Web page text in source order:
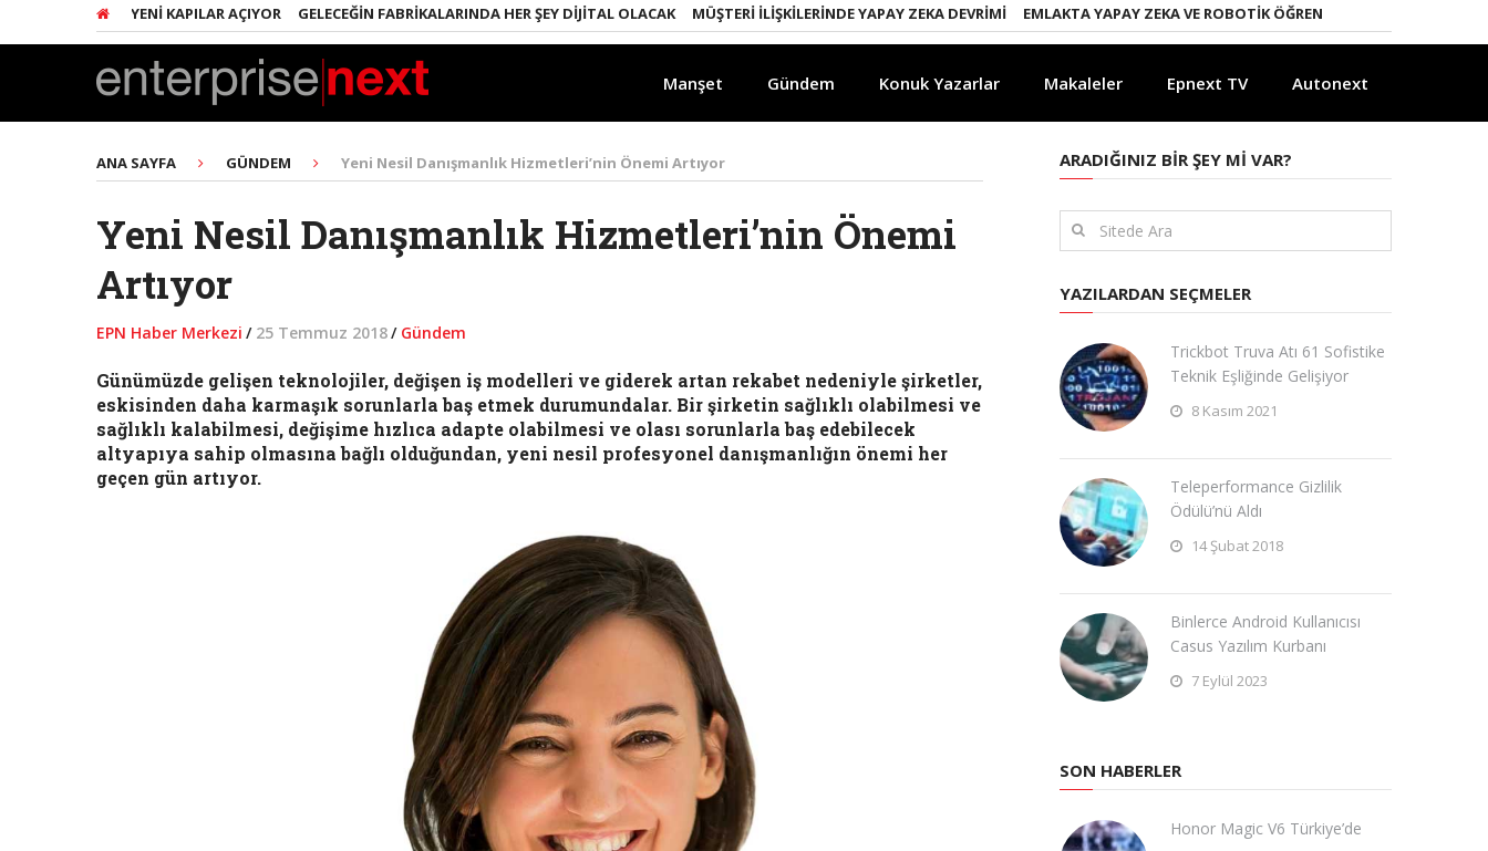
YENI KAPILAR AÇIYOR GELECEĞIN FABRIKALARINDA HER ŞEY DIJITAL OLACAK MÜŞTERI İLIŞKILERINDE YAPAY ZEKA DEVRIMI EMLAKTA YAPAY ZEKA VE ROBOTIK ÖĞRENME DÖNEMI
Manşet Gündem Konuk Yazarlar Makaleler Epnext TV Autonext
ANA SAYFA GÜNDEM Yeni Nesil Danışmanlık Hizmetleri’nin Önemi Artıyor
Yeni Nesil Danışmanlık Hizmetleri’nin Önemi
Artıyor
EPN Haber Merkezi / 25 Temmuz 2018/ Gündem
Günümüzde gelişen teknolojiler, değişen iş modelleri ve giderek artan rekabet nedeniyle şirketler,
eskisinden daha karmaşık sorunlarla baş etmek durumundalar. Bir şirketin sağlıklı olabilmesi ve
sağlıklı kalabilmesi, değişime hızlıca adapte olabilmesi ve olası sorunlarla baş edebilecek
altyapıya sahip olmasına bağlı olduğundan, yeni nesil profesyonel danışmanlığın önemi her
geçen gün artıyor.
ARADIĞINIZ BIR ŞEY MI VAR?
YAZILARDAN SEÇMELER
Trickbot Truva Atı 61 Sofistike
Teknik Eşliğinde Gelişiyor
8 Kasım 2021
​Teleperformance Gizlilik
Ödülü’nü Aldı
14 Şubat 2018
Binlerce Android Kullanıcısı
Casus Yazılım Kurbanı
7 Eylül 2023
SON HABERLER
Honor Magic V6 Türkiye’de